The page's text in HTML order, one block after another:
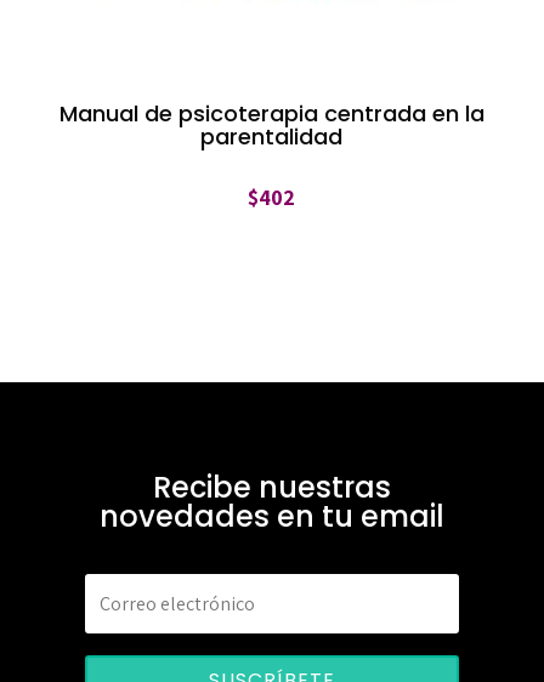
Manual de psicoterapia centrada en la
parentalidad
$402
Recibe nuestras
novedades en tu email